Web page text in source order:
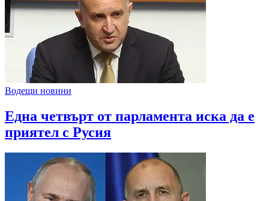
Водещи новини
Една четвърт от парламента иска да е
приятел с Русия